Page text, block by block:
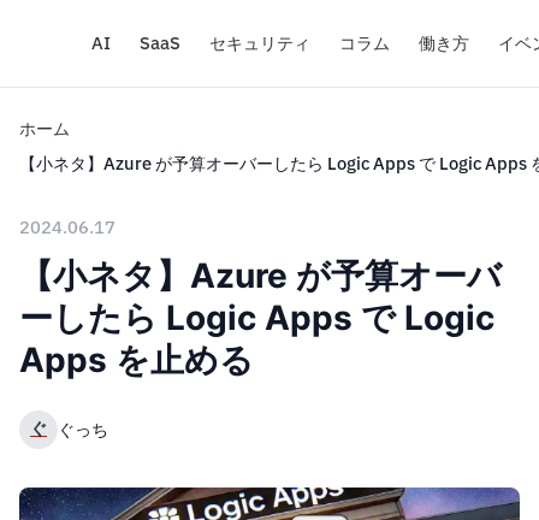
AI SaaS セキュリティ コラム 働き方 イベ
ホーム
【小ネタ】Azure が予算オーバーしたら Logic Apps で Logic Apps
2024.06.17
【小ネタ】Azure が予算オーバ
ーしたら Logic Apps で Logic
Apps を止める
ぐ ぐっち